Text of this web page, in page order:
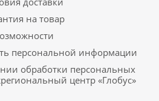
на товар
персональной информации
обработки персональных
центр «Глобус»